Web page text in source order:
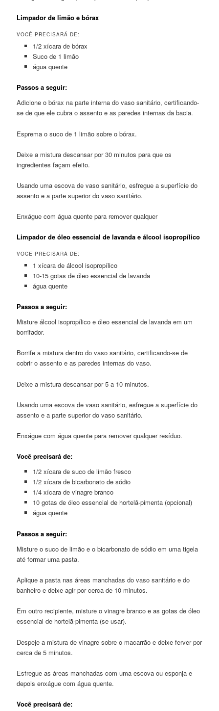
Limpador de limão e bórax
VOCÊ PRECISARÁ DE:
1/2 xícara de bórax
Suco de 1 limão
água quente
Passos a seguir:
Adicione o bórax na parte interna do vaso sanitário, certificando-
se de que ele cubra o assento e as paredes internas da bacia.
Esprema o suco de 1 limão sobre o bórax.
Deixe a mistura descansar por 30 minutos para que os
ingredientes façam efeito.
Usando uma escova de vaso sanitário, esfregue a superfície do
assento e a parte superior do vaso sanitário.
Enxágue com água quente para remover qualquer
Limpador de óleo essencial de lavanda e álcool isopropílico
VOCÊ PRECISARÁ DE:
1 xícara de álcool isopropílico
10-15 gotas de óleo essencial de lavanda
água quente
Passos a seguir:
Misture álcool isopropílico e óleo essencial de lavanda em um
borrifador.
Borrife a mistura dentro do vaso sanitário, certificando-se de
cobrir o assento e as paredes internas do vaso.
Deixe a mistura descansar por 5 a 10 minutos.
Usando uma escova de vaso sanitário, esfregue a superfície do
assento e a parte superior do vaso sanitário.
Enxágue com água quente para remover qualquer resíduo.
Você precisará de:
1/2 xícara de suco de limão fresco
1/2 xícara de bicarbonato de sódio
1/4 xícara de vinagre branco
10 gotas de óleo essencial de hortelã-pimenta (opcional)
água quente
Passos a seguir:
Misture o suco de limão e o bicarbonato de sódio em uma tigela
até formar uma pasta.
Aplique a pasta nas áreas manchadas do vaso sanitário e do
banheiro e deixe agir por cerca de 10 minutos.
Em outro recipiente, misture o vinagre branco e as gotas de óleo
essencial de hortelã-pimenta (se usar).
Despeje a mistura de vinagre sobre o macarrão e deixe ferver por
cerca de 5 minutos.
Esfregue as áreas manchadas com uma escova ou esponja e
depois enxágue com água quente.
Você precisará de: